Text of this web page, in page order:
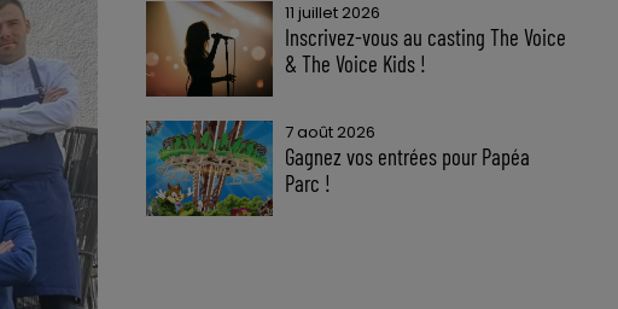
11 juillet 2026
Inscrivez-vous au casting The Voice
& The Voice Kids !
7 août 2026
Gagnez vos entrées pour Papéa
Parc !